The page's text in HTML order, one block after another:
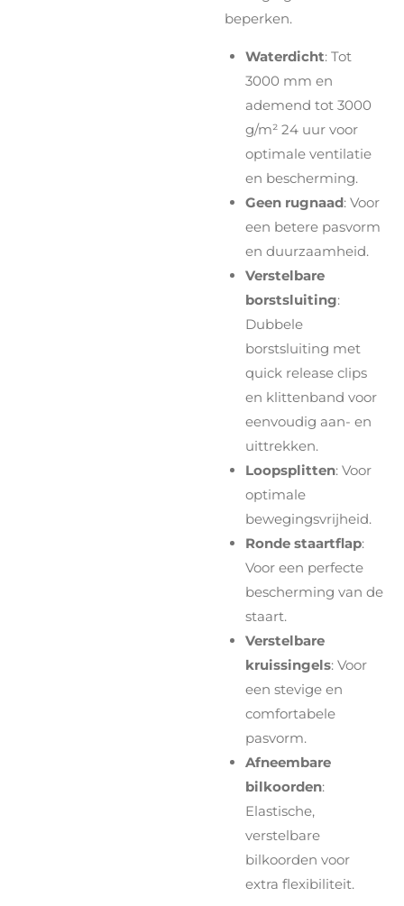
beperken.
Waterdicht: Tot
3000 mm en
ademend tot 3000
g/m² 24 uur voor
optimale ventilatie
en bescherming.
Geen rugnaad: Voor
een betere pasvorm
en duurzaamheid.
Verstelbare
borstsluiting:
Dubbele
borstsluiting met
quick release clips
en klittenband voor
eenvoudig aan- en
uittrekken.
Loopsplitten: Voor
optimale
bewegingsvrijheid.
Ronde staartflap:
Voor een perfecte
bescherming van de
staart.
Verstelbare
kruissingels: Voor
een stevige en
comfortabele
pasvorm.
Afneembare
bilkoorden:
Elastische,
verstelbare
bilkoorden voor
extra flexibiliteit.